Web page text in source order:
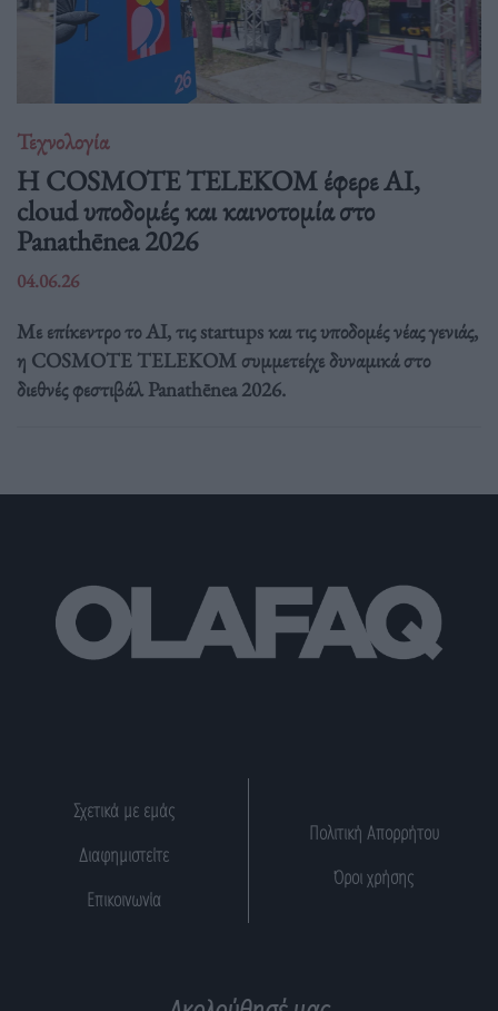
Τεχνολογία
Η COSMOTE TELEKOM έφερε AI,
cloud υποδομές και καινοτομία στο
Panathēnea 2026
04.06.26
Με επίκεντρο το AI, τις startups και τις υποδομές νέας γενιάς,
η COSMOTE TELEKOM συμμετείχε δυναμικά στο
διεθνές φεστιβάλ Panathēnea 2026.
Σχετικά με εμάς
Διαφημιστείτε
Επικοινωνία
Πολιτική Απορρήτου
Όροι χρήσης